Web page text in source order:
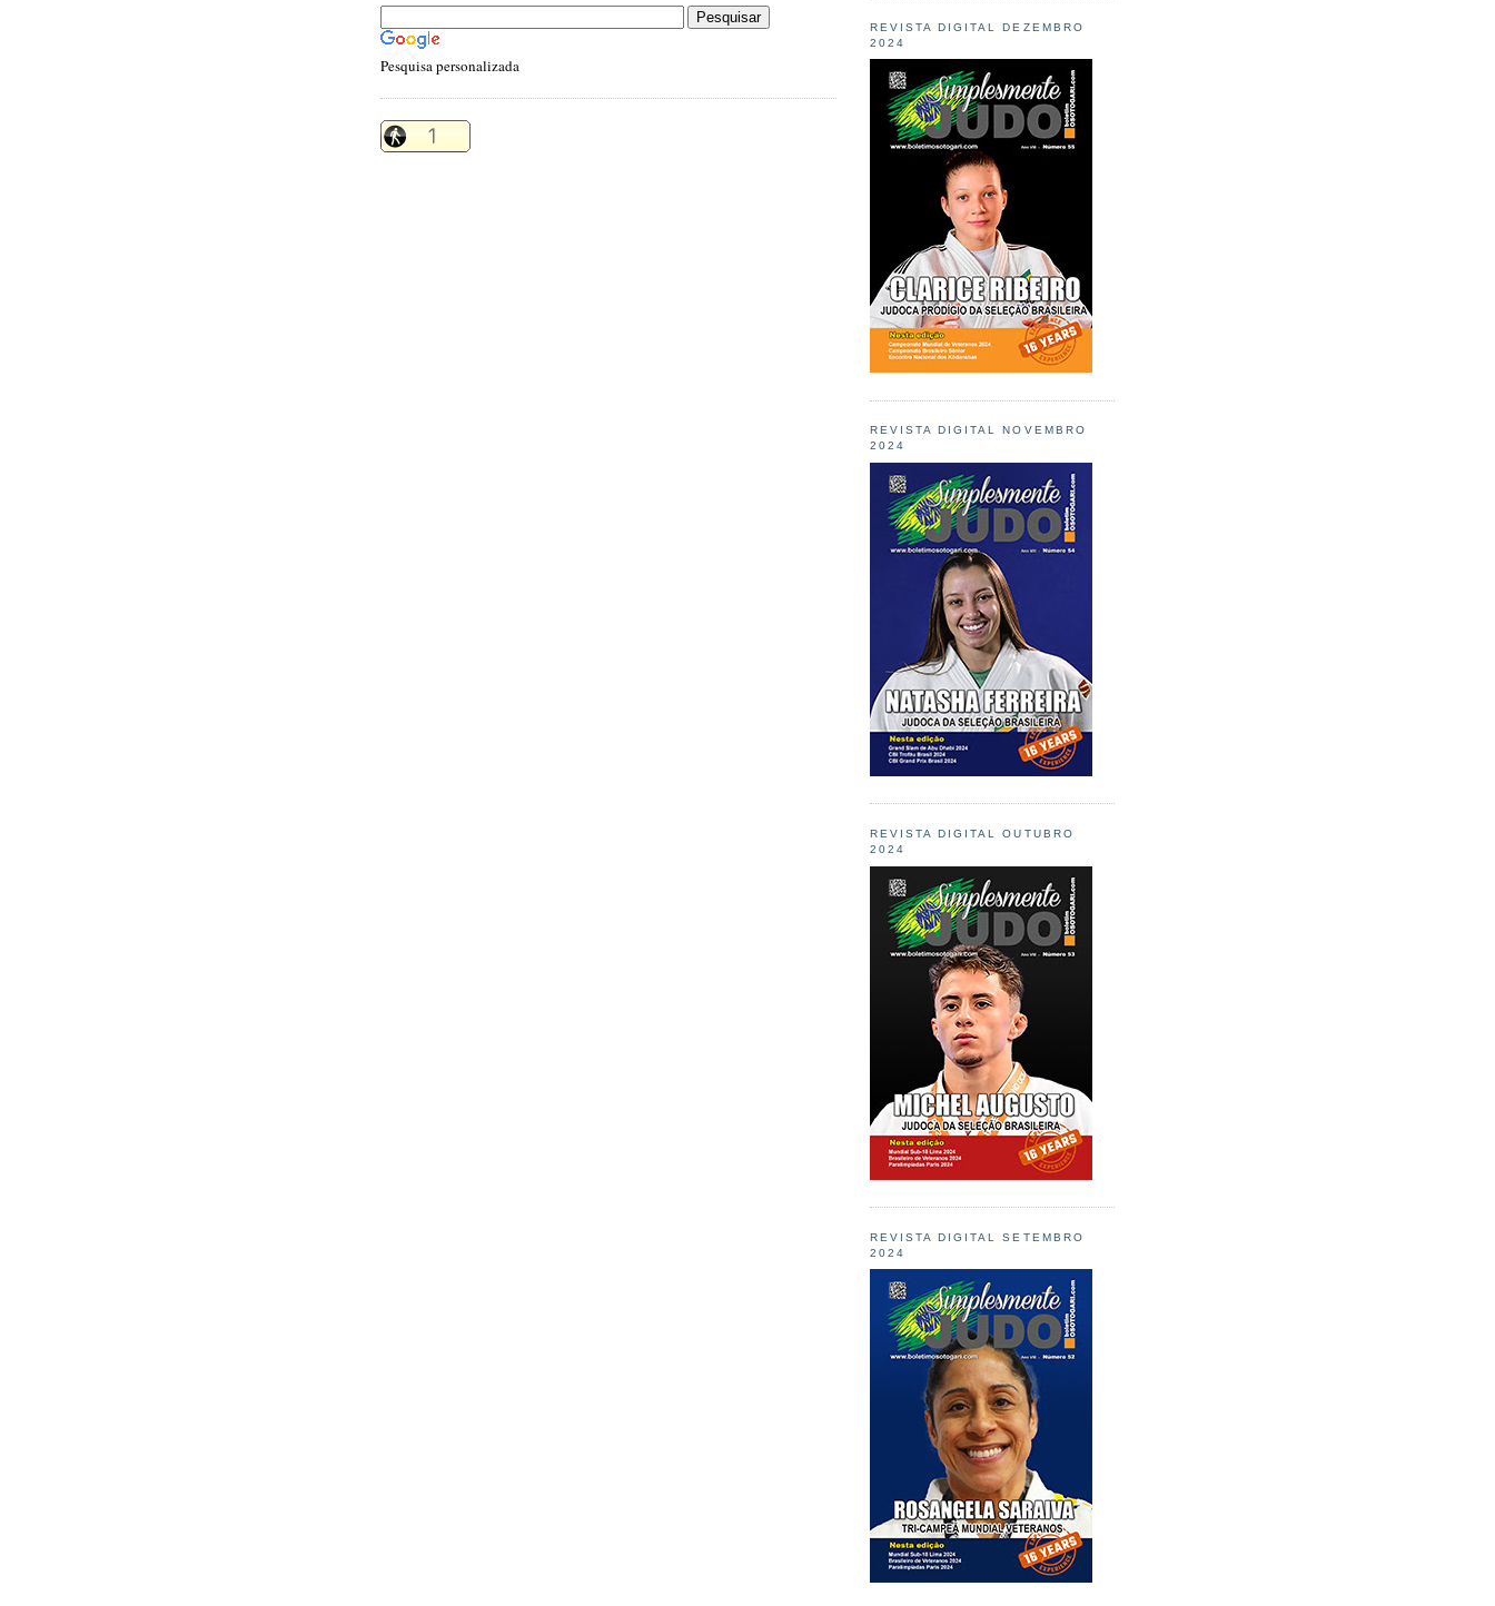
Pesquisa personalizada
REVISTA DIGITAL DEZEMBRO
2024
REVISTA DIGITAL NOVEMBRO
2024
REVISTA DIGITAL OUTUBRO
2024
REVISTA DIGITAL SETEMBRO
2024